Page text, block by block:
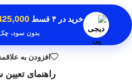
خرید در ۴ قسط 2,425,000
بدون سود،
افزودن به
راهنمای تعیین